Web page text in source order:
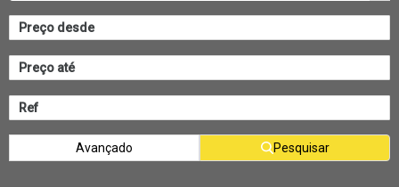
Avançado Pesquisar